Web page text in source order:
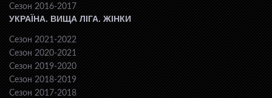
Сезон 2016-2017
УКРАЇНА. ВИЩА ЛІГА. ЖІНКИ
Сезон 2021-2022
Сезон 2020-2021
Сезон 2019-2020
Сезон 2018-2019
Сезон 2017-2018